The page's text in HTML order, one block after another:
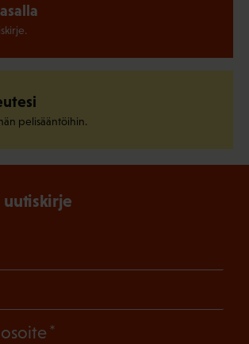
pelisääntöihin.
uutiskirje